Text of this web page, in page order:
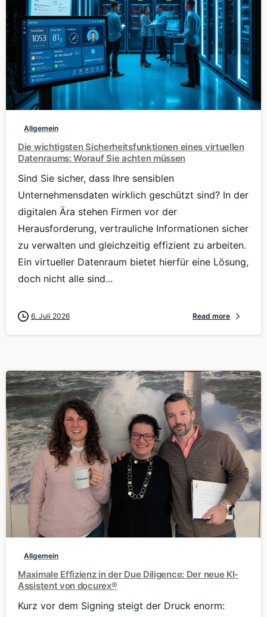
0
Allgemein
Die wichtigsten Sicherheitsfunktionen eines virtuellen
Datenraums: Worauf Sie achten müssen
Sind Sie sicher, dass Ihre sensiblen
Unternehmensdaten wirklich geschützt sind? In der
digitalen Ära stehen Firmen vor der
Herausforderung, vertrauliche Informationen sicher
zu verwalten und gleichzeitig effizient zu arbeiten.
Ein virtueller Datenraum bietet hierfür eine Lösung,
doch nicht alle sind...
6. Juli 2026 Read more
Allgemein
Maximale Effizienz in der Due Diligence: Der neue KI-
Assistent von docurex®
Kurz vor dem Signing steigt der Druck enorm: